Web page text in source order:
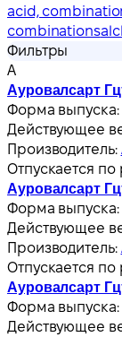
acid,
combinations
Фильтры
А
Ауровалсарт
Форма выпуска:
Действующее
Производитель:
Отпускается по
Ауровалсарт
Форма выпуска:
Действующее
Производитель:
Отпускается по
Ауровалсарт
Форма выпуска:
Действующее